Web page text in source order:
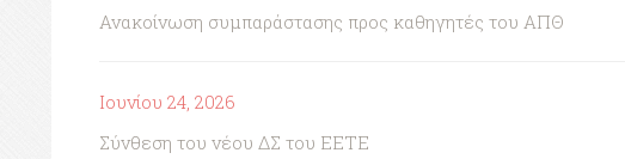
Ανακοίνωση συμπαράστασης προς καθηγητές του ΑΠΘ
Ιουνίου 24, 2026
Σύνθεση του νέου ΔΣ του ΕΕΤΕ